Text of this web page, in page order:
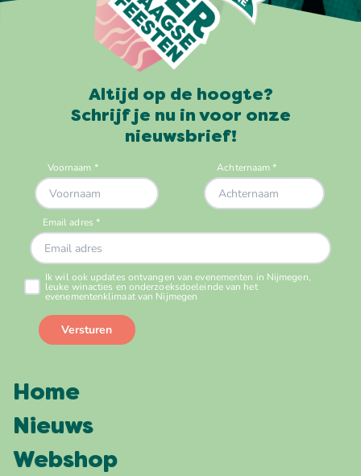
Altijd op de hoogte?
Schrijf je nu in voor onze
nieuwsbrief!
Home
Nieuws
Webshop